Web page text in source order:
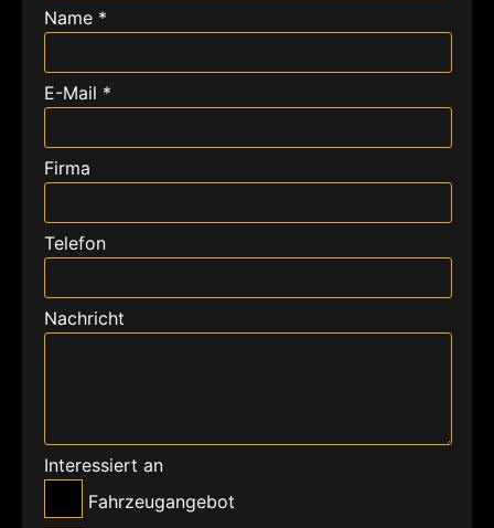
Name *
E-Mail *
Firma
Telefon
Nachricht
Interessiert an
Fahrzeugangebot